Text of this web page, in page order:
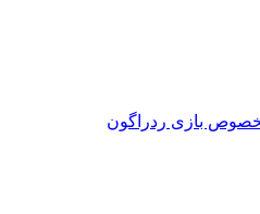
بازی ردراگون